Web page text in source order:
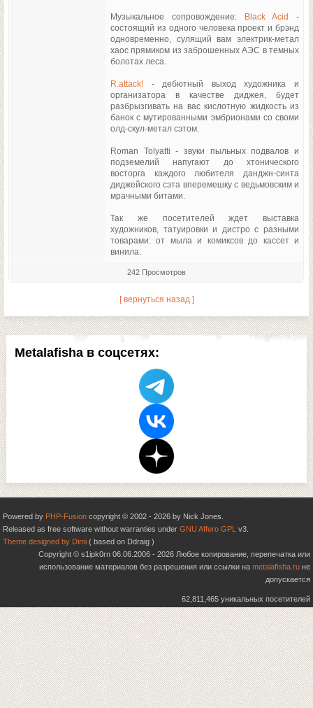
Metalafisha в соцсетях:
Музыкальное сопровождение: Black Acid
-
состоящий из одного человека проект и брэнд
одновременно, сулящий вам электрик-метал
хаос прямиком из заброшенных АЭС в темных
болотах леса.
R.attack! - дебютный выход художника и
организатора в качестве диджея, будет
разбрызгивать на вас кислотную жидкость из
банок с мутированными эмбрионами со своми
олд-скул-метал сэтом.
Roman Tolyatti - звуки пыльных подвалов и
подземелий напугают до хтонического
восторга каждого любителя данджн-синта
диджейского сэта вперемешку с ведьмовским и
мрачными битами.
Так же посетителей ждет выставка
художников, татуировки и дистро с разными
товарами: от мыла и комиксов до кассет и
винила.
242 Просмотров
[ вернуться назад ]
Powered by PHP-Fusion copyright © 2002 - 2026 by Nick Jones.
Released as free software without warranties under GNU Affero GPL v3.
Theme designed by Dimi ( based on Ddraig )
Copyright © s1ipk0rn 06.06.2006 - 2026 Любое копирование, перепечатка или
использование материалов без разрешения или ссылки на metalafisha.ru не
допускается
62,811,465 уникальных посетителей